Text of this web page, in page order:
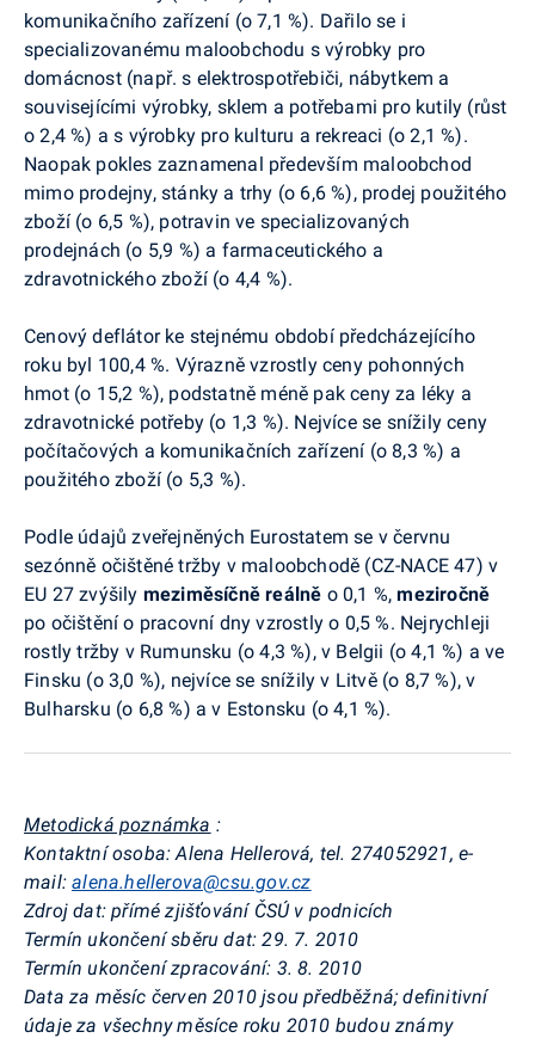
komunikačního zařízení (o 7,1 %). Dařilo se i
specializovanému maloobchodu s výrobky pro
domácnost (např. s elektrospotřebiči, nábytkem a
souvisejícími výrobky, sklem a potřebami pro kutily (růst
o 2,4 %) a s výrobky pro kulturu a rekreaci (o 2,1 %).
Naopak pokles zaznamenal především maloobchod
mimo prodejny, stánky a trhy (o 6,6 %), prodej použitého
zboží (o 6,5 %), potravin ve specializovaných
prodejnách (o 5,9 %) a farmaceutického a
zdravotnického zboží (o 4,4 %).
Cenový deflátor ke stejnému období předcházejícího
roku byl 100,4 %. Výrazně vzrostly ceny pohonných
hmot (o 15,2 %), podstatně méně pak ceny za léky a
zdravotnické potřeby (o 1,3 %). Nejvíce se snížily ceny
počítačových a komunikačních zařízení (o 8,3 %) a
použitého zboží (o 5,3 %).
Podle údajů zveřejněných Eurostatem se v červnu
sezónně očištěné tržby v maloobchodě (CZ-NACE 47) v
EU 27 zvýšily meziměsíčně reálně o 0,1 %,meziročně
po očištění o pracovní dny vzrostly o 0,5 %. Nejrychleji
rostly tržby v Rumunsku (o 4,3 %), v Belgii (o 4,1 %) a ve
Finsku (o 3,0 %), nejvíce se snížily v Litvě (o 8,7 %), v
Bulharsku (o 6,8 %) a v Estonsku (o 4,1 %).
Metodická poznámka :
Kontaktní osoba: Alena Hellerová, tel. 274052921, e-
mail:alena.hellerova@csu.gov.cz
Zdroj dat: přímé zjišťování ČSÚ v podnicích
Termín ukončení sběru dat: 29. 7. 2010
Termín ukončení zpracování: 3. 8. 2010
Data za měsíc červen 2010 jsou předběžná; definitivní
údaje za všechny měsíce roku 2010 budou známy